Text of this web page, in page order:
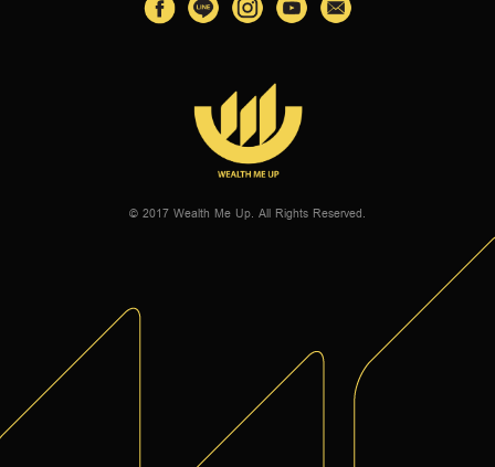
© 2017 Wealth Me Up. All Rights Reserved.